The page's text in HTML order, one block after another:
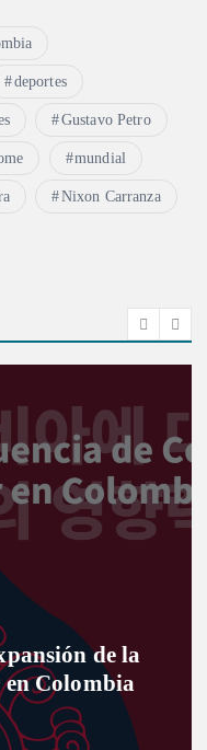
deportes
Gustavo Petro
mundial
Nixon Carranza
Entre curules
desafío de las
Congreso
Por Redacción CAM